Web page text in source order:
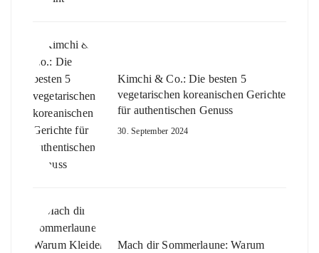
Kimchi & Co.: Die besten 5
vegetarischen koreanischen Gerichte
für authentischen Genuss
30. September 2024
Mach dir Sommerlaune: Warum